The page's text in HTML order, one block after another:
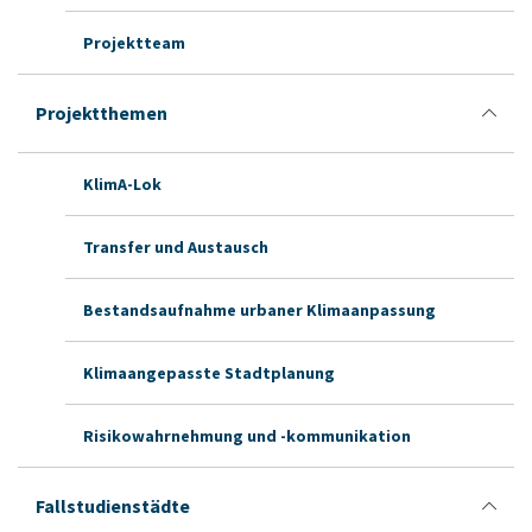
Projektteam
Projektthemen
KlimA-Lok
Transfer und Austausch
Bestandsaufnahme urbaner Klimaanpassung
Klimaangepasste Stadtplanung
Risikowahrnehmung und -kommunikation
Fallstudienstädte